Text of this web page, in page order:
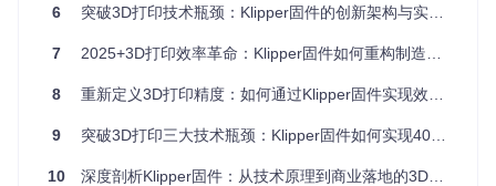
⚠️注意事项：校准时需确保工作台水平，建议使用精密水平仪
磨损产生的间隙不断增大。优化思路是建立"预紧力- backlash
验证方法：打印200×200×20mm的立方体，使用三坐标测量
仪检测各面垂直度，误差应小于0.1mm。
6 突破3D打印技术瓶颈：Klipper固件的创新架构与实战指南
7 2025+3D打印效率革命：Klipper固件如何重构制造业生产范式
8 重新定义3D打印精度：如何通过Klipper固件实现效率与质量的双重突破
9 突破3D打印三大技术瓶颈：Klipper固件如何实现400%性能提升？
10 深度剖析Klipper固件：从技术原理到商业落地的3D打印革命